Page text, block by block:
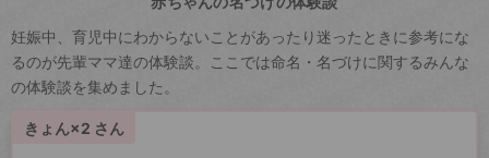
妊娠中、育児中にわからないことがあったり迷ったときに参考にな
るのが先輩ママ達の体験談。ここでは命名・名づけに関するみんな
の体験談を集めました。
きょん×2 さん